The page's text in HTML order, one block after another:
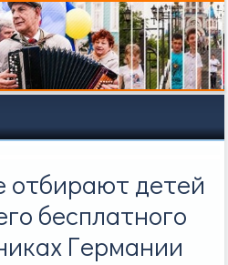
отбирают детей
бесплатного
Германии